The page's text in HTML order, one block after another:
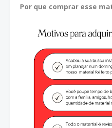
Por que comprar esse